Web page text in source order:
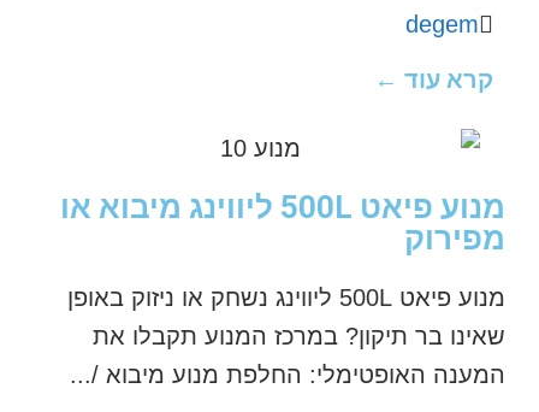
degem
קרא עוד ←
מנוע פיאט 500L ליווינג מיבוא או
מפירוק
מנוע פיאט 500L ליווינג נשחק או ניזוק באופן
שאינו בר תיקון? במרכז המנוע תקבלו את
המענה האופטימלי: החלפת מנוע מיבוא /...